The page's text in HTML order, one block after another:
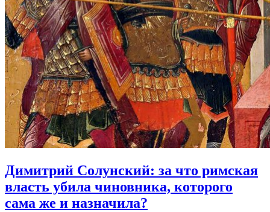
Димитрий Солунский: за что римская
власть убила чиновника, которого
сама же и назначила?